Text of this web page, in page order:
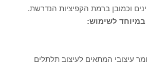
וכמובן ברמת הקפיציות הנדרשת.
במיוחד לשימוש:
עיצובי המתאים לעיצוב תלתלים